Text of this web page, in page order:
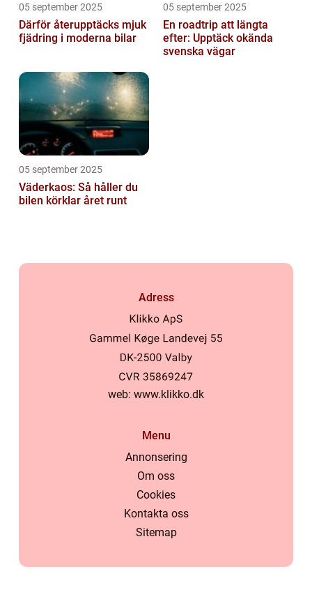
05 september 2025
Därför återupptäcks mjuk
fjädring i moderna bilar
05 september 2025
En roadtrip att längta
efter: Upptäck okända
svenska vägar
05 september 2025
Väderkaos: Så håller du
bilen körklar året runt
Adress
web: www.klikko.dk
Menu
Annonsering
Om oss
Cookies
Kontakta oss
Sitemap